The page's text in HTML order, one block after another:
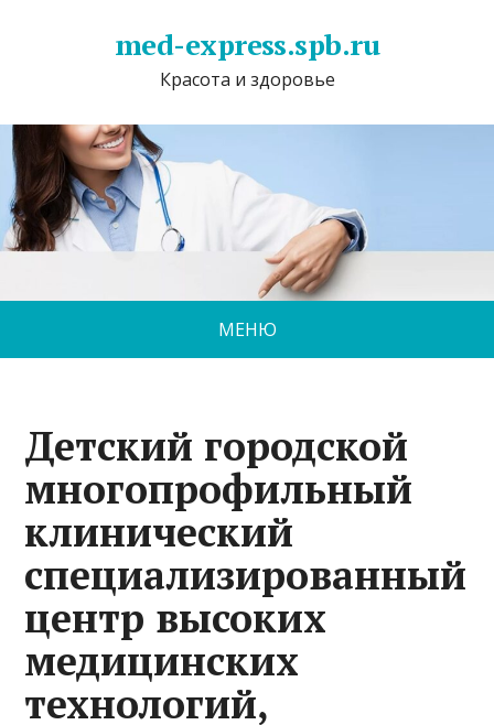
med-express.spb.ru
Красота и здоровье
МЕНЮ
Детский городской
многопрофильный
клинический
специализированный
центр высоких
медицинских
технологий,